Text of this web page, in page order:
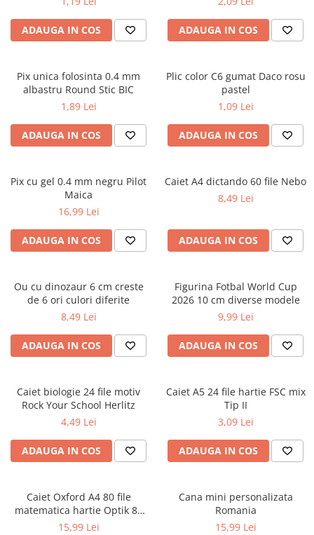
Cutii pentru depozitare
Caiete școlare și hârtie
Caiete muzică
Caiete geografie și biologie
Caiete foi veline
Vocabulare
Blocuri de desen școlare
Hârtie pentru lucru manual
Accesorii geometrie și matematică
Rigle și Echere
Compasuri
Truse geometrie
Socotitori și bețisoare pentru
numărat
Ghiozdane și rucsacuri
Rucsacuri școlare și casual
Ghiozdane pentru grădinită
Penare
Penare neechipate
Penare tip etui
Acuarele și pensule școlare
ADAUGA IN COS ADAUGA IN COS
Pix unica folosinta 0.4 mm
albastru Round Stic BIC
1,89 Lei
ADAUGA IN COS
Plic color C6 gumat Daco rosu
pastel
1,09 Lei
ADAUGA IN COS
Pix cu gel 0.4 mm negru Pilot
Maica
16,99 Lei
ADAUGA IN COS
Caiet A4 dictando 60 file Nebo
8,49 Lei
ADAUGA IN COS
Ou cu dinozaur 6 cm creste
de 6 ori culori diferite
8,49 Lei
ADAUGA IN COS
Figurina Fotbal World Cup
2026 10 cm diverse modele
9,99 Lei
ADAUGA IN COS
Caiet biologie 24 file motiv
Rock Your School Herlitz
4,49 Lei
ADAUGA IN COS
Caiet A5 24 file hartie FSC mix
Tip II
3,09 Lei
ADAUGA IN COS
Caiet Oxford A4 80 file
matematica hartie Optik 80
g/mp motiv Teenager
15,99 Lei
Cana mini personalizata
Romania
15,99 Lei